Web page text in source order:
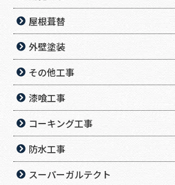
屋根葺替
外壁塗装
その他工事
漆喰工事
コーキング工事
防水工事
スーパーガルテクト